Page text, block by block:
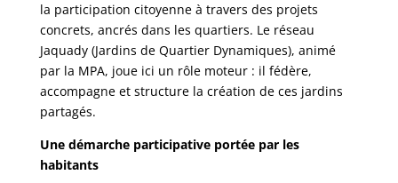
la participation citoyenne à travers des projets
concrets, ancrés dans les quartiers. Le réseau
Jaquady (Jardins de Quartier Dynamiques), animé
par la MPA, joue ici un rôle moteur : il fédère,
accompagne et structure la création de ces jardins
partagés.
Une démarche participative portée par les
habitants